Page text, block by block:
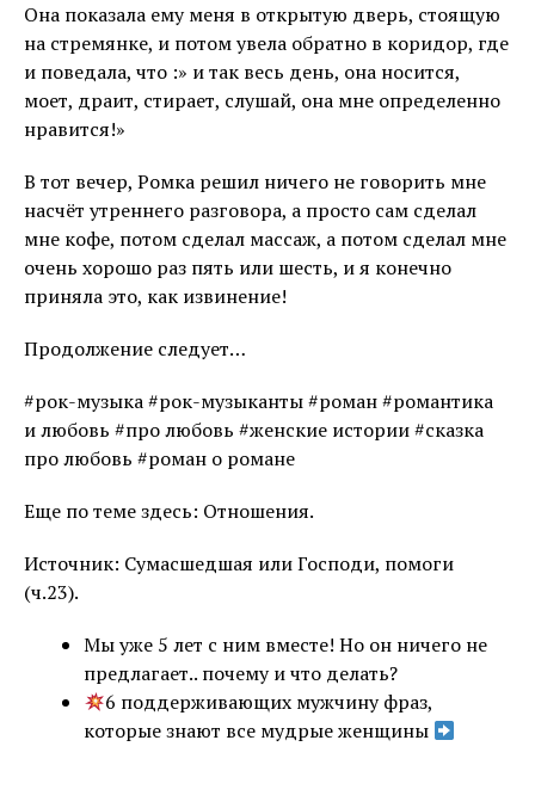
Она показала ему меня в открытую дверь, стоящую
на стремянке, и потом увела обратно в коридор, где
и поведала, что :» и так весь день, она носится,
моет, драит, стирает, слушай, она мне определенно
нравится!»
В тот вечер, Ромка решил ничего не говорить мне
насчёт утреннего разговора, а просто сам сделал
мне кофе, потом сделал массаж, а потом сделал мне
очень хорошо раз пять или шесть, и я конечно
приняла это, как извинение!
Продолжение следует…
#рок-музыка #рок-музыканты #роман #романтика
и любовь #про любовь #женские истории #сказка
про любовь #роман о романе
Еще по теме здесь: Отношения.
Источник: Сумасшедшая или Господи, помоги
(ч.23).
Мы уже 5 лет с ним вместе! Но он ничего не
предлагает.. почему и что делать?
6 поддерживающих мужчину фраз,
которые знают все мудрые женщины